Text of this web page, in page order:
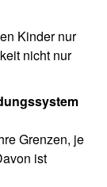
Kinder nur
nicht nur
Grenzen, je
ist